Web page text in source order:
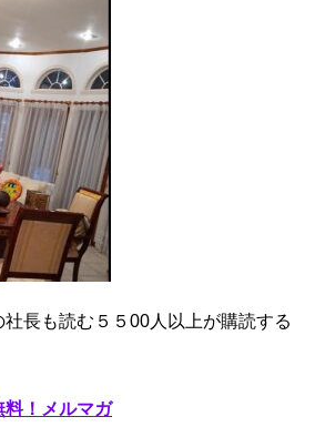
長も読む５５00人以上が購読する
料！メルマガ